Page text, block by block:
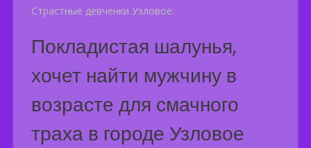
Страстные девченки Узловое:
Покладистая шалунья,
хочет найти мужчину в
возрасте для смачного
траха в городе Узловое